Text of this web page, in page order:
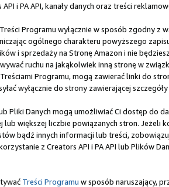
i PA API, kanały danych oraz treści
Programu wyłącznie w sposób zgodny z
ogólnego charakteru powyższego
i sprzedaży na Stronę Amazon i nie
ruchu na jakąkolwiek inną stronę w
Programu, mogą zawierać linki do
wyłącznie do strony zawierającej
Pliki Danych mogą umożliwiać Ci dostęp
lub większej liczbie powiązanych stron. Jeżeli
bądź innych informacji lub treści,
z Creators API i PA API lub Plików
Treści Programu w sposób naruszający,